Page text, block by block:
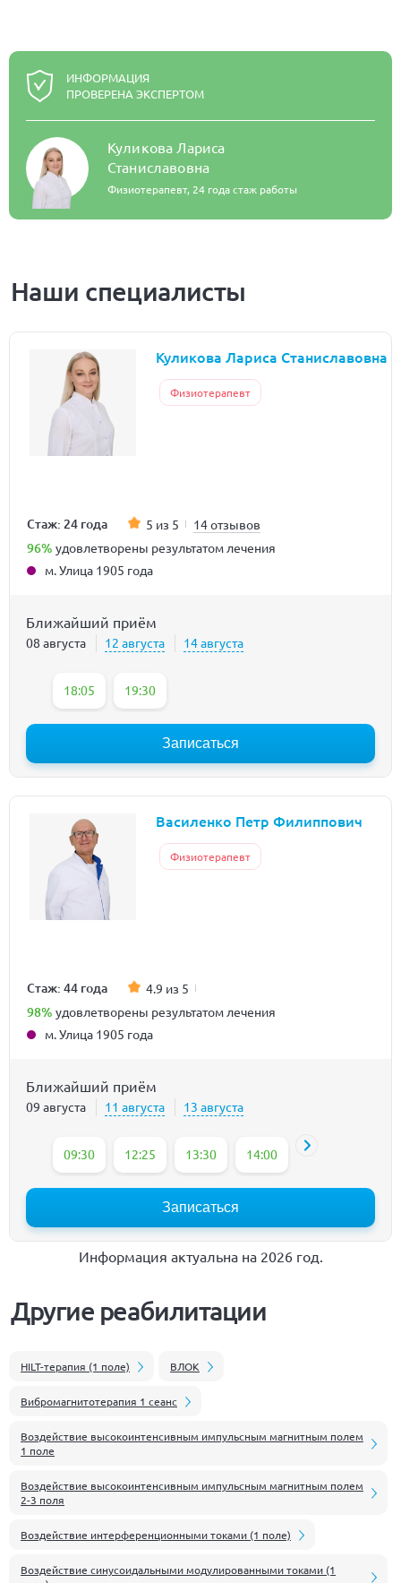
ИНФОРМАЦИЯ
ПРОВЕРЕНА ЭКСПЕРТОМ
Куликова Лариса
Станиславовна
Физиотерапевт, 24 года стаж работы
Наши специалисты
Куликова Лариса Станиславовна
Физиотерапевт
Стаж: 24 года 5 из 5 14 отзывов
96% удовлетворены результатом лечения
м. Улица 1905 года
Ближайший приём
08 августа 12 августа 14 августа
18:05 19:30
Записаться
Василенко Петр Филиппович
Физиотерапевт
Стаж: 44 года 4.9 из 5
98% удовлетворены результатом лечения
м. Улица 1905 года
Ближайший приём
09 августа 11 августа 13 августа
09:30 12:25 13:30 14:00 16:00
Записаться
Информация актуальна на 2026 год.
Другие реабилитации
HILT-терапия (1 поле) ВЛОК
Вибромагнитотерапия 1 сеанс
Воздействие высокоинтенсивным импульсным магнитным полем
1 поле
Воздействие высокоинтенсивным импульсным магнитным полем
2-3 поля
Воздействие интерференционными токами (1 поле)
Воздействие синусоидальными модулированными токами (1